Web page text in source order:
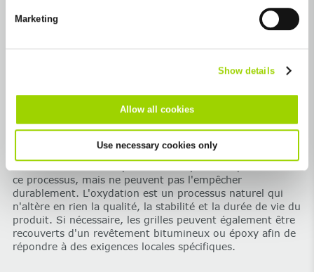
future in the "Cookie Policy" item in the footer of this website.
Excluded from this are absolutely necessary cookies that
Marketing
Show details
Allow all cookies
Use necessary cookies only
avecune peinture noire à base d'eau.
naturelles. Sous l’effet des intempéries, elle développe
progressivement une fine couche d’oxyde de fer qui
constitue une protection. Cela modifie l'aspect visuel et la
ce processus, mais ne peuvent pas l'empêcher
durablement. L'oxydation est un processus naturel qui
n'altère en rien la qualité, la stabilité et la durée de vie du
produit. Si nécessaire, les grilles peuvent également être
recouverts d'un revêtement bitumineux ou époxy afin de
répondre à des exigences locales spécifiques.